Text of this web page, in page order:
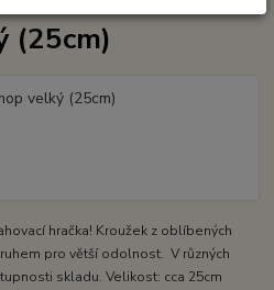
(25cm)
hračka! Kroužek z oblíbených
pro větší odolnost. V různých
skladu. Velikost: cca 25cm